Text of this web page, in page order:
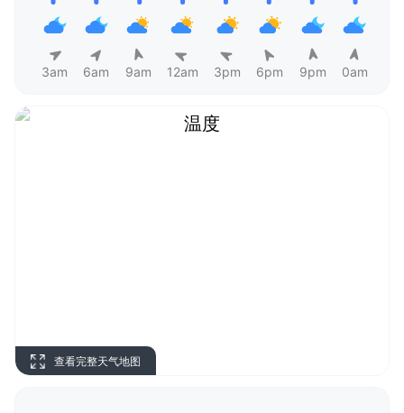
3am 6am 9am 12am 3pm 6pm 9pm 0am
温度
查看完整天气地图